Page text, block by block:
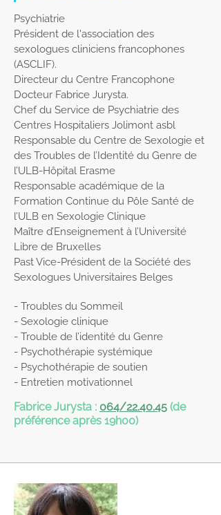
Psychiatrie
Président de l'association des
sexologues cliniciens francophones
(ASCLIF).
Directeur du Centre Francophone
Docteur Fabrice Jurysta.
Chef du Service de Psychiatrie des
Centres Hospitaliers Jolimont asbl
Responsable du Centre de Sexologie et
des Troubles de l’Identité du Genre de
l’ULB-Hôpital Erasme
Responsable académique de la
Formation Continue du Pôle Santé de
l’ULB en Sexologie Clinique
Maître d’Enseignement à l’Université
Libre de Bruxelles
Past Vice-Président de la Société des
Sexologues Universitaires Belges
- Troubles du Sommeil
- Sexologie clinique
- Trouble de l’identité du Genre
- Psychothérapie systémique
- Psychothérapie de soutien
- Entretien motivationnel
Fabrice Jurysta : 064/22.40.45 (de
préférence après 19h00)